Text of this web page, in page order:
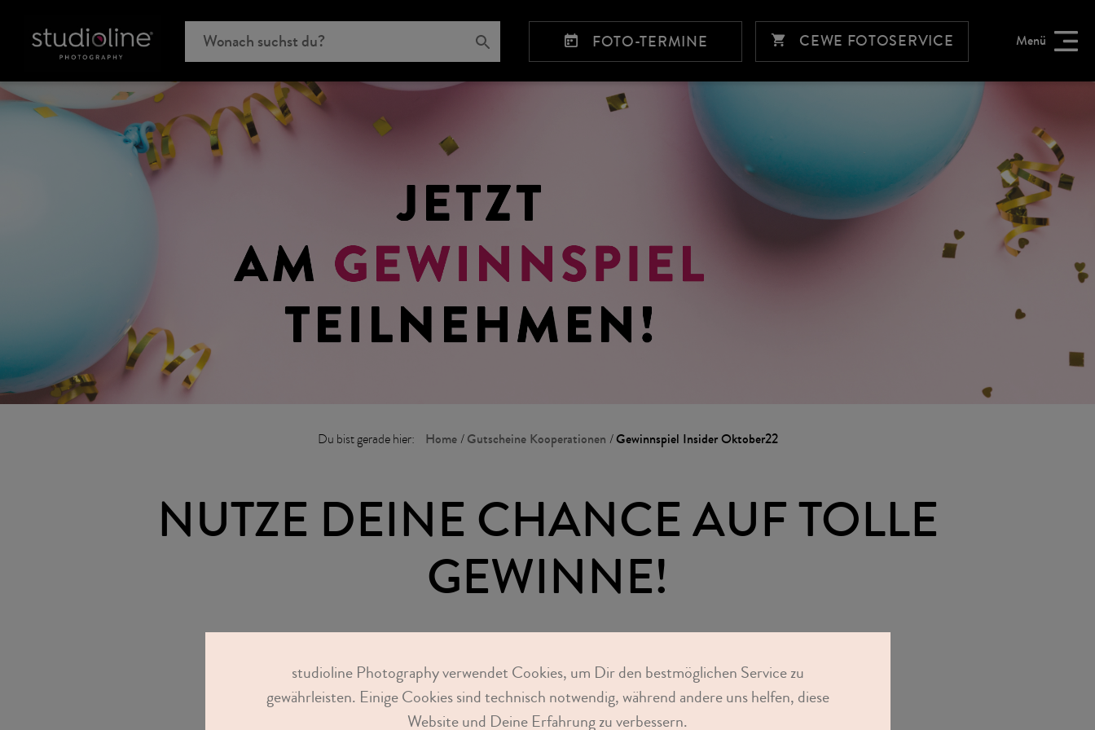
FOTO-TERMINE CEWE FOTOSERVICE Menü
Du bist gerade hier: Home / Gutscheine Kooperationen /Gewinnspiel Insider Oktober22
NUTZE DEINE CHANCE AUF TOLLE
GEWINNE!
Chance auf einen von 3 großartigen Gewinnen. Wir drücken Dir die Daumen!
studioline Photography verwendet Cookies, um Dir den bestmöglichen Service zu
gewährleisten. Einige Cookies sind technisch notwendig, während andere uns helfen, diese
Website und Deine Erfahrung zu verbessern.